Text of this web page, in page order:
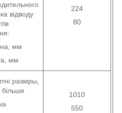
відводу
мм
мм
224
80
размры,
1010
550